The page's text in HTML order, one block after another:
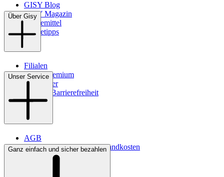
GISY Blog
GISY Magazin
Pflegemittel
Pflegetipps
Über Gisy
Filialen
WMS-Premium
Newsletter
Digitale Barrierefreiheit
Unser Service
AGB
Lieferbedingungen & Versandkosten
Bezahlung
Ganz einfach und sicher bezahlen